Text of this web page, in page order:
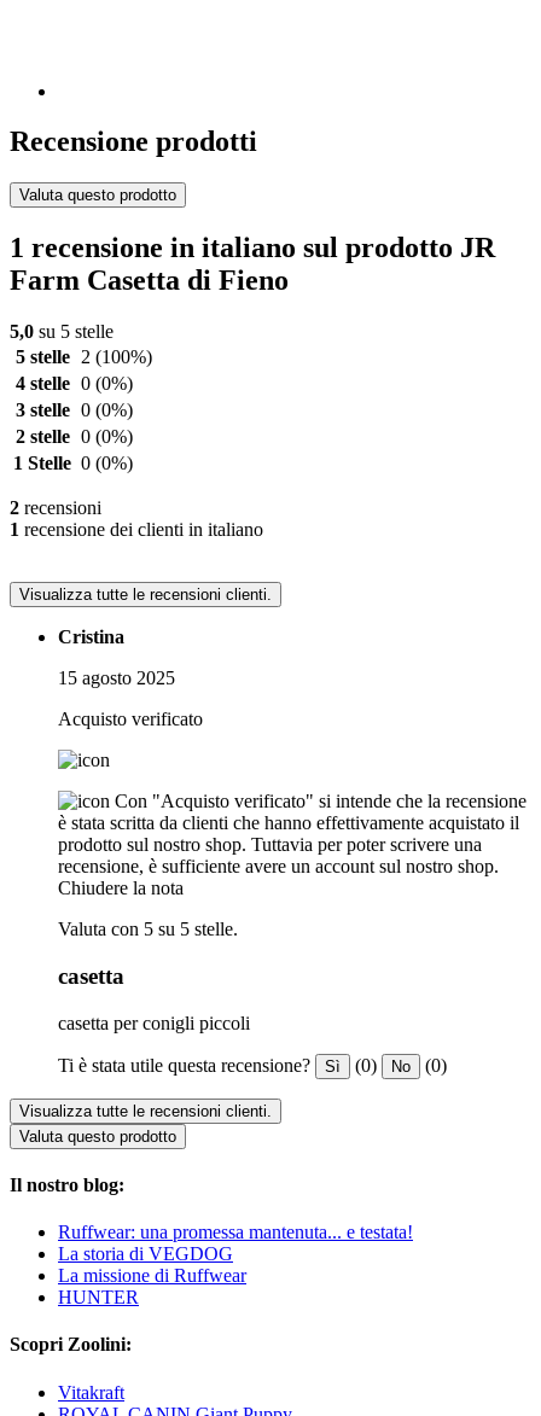
Recensione prodotti
Valuta questo prodotto
1 recensione in italiano sul prodotto JR
Farm Casetta di Fieno
5,0 su 5 stelle
5 stelle
2 (100%)
4 stelle 0 (0%)
3 stelle 0 (0%)
2 stelle 0 (0%)
1 Stelle 0 (0%)
2 recensioni
1 recensione dei clienti in italiano
Visualizza tutte le recensioni clienti.
Cristina
15 agosto 2025
Acquisto verificato
Con "Acquisto verificato" si intende che la recensione
è stata scritta da clienti che hanno effettivamente acquistato il
prodotto sul nostro shop. Tuttavia per poter scrivere una
recensione, è sufficiente avere un account sul nostro shop.
Chiudere la nota
Valuta con 5 su 5 stelle.
casetta
casetta per conigli piccoli
Ti è stata utile questa recensione? Sì (0) No (0)
Visualizza tutte le recensioni clienti.
Valuta questo prodotto
Il nostro blog:
Ruffwear: una promessa mantenuta... e testata!
La storia di VEGDOG
La missione di Ruffwear
HUNTER
Scopri Zoolini:
Vitakraft